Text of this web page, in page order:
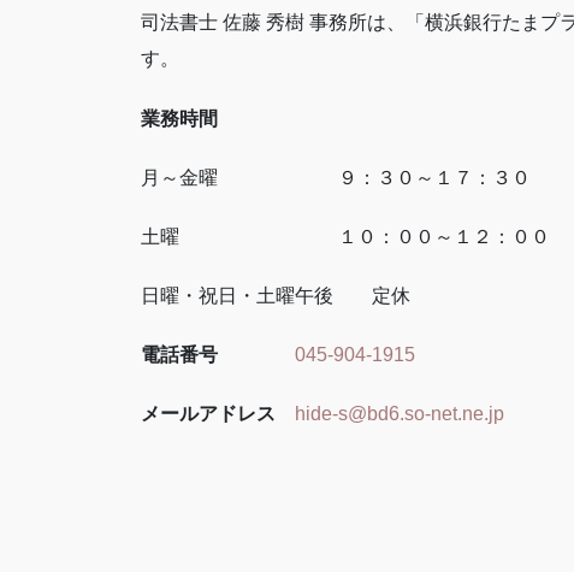
司法書士 佐藤 秀樹 事務所は、「横浜銀行たまプ
す。
業務時間
月～金曜 ９：３０～１７：３０
土曜 １０：００～１２：００
日曜・祝日・土曜午後 定休
電話番号 045-904-1915
メールアドレス hide-s@bd6.so-net.ne.jp